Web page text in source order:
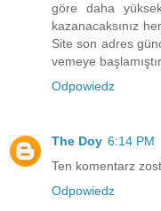
göre daha
kazanacaksınız
Site son adres
vemeye başlamıştır.
Odpowiedz
The Doy 6:14 PM
Ten komentarz
Odpowiedz